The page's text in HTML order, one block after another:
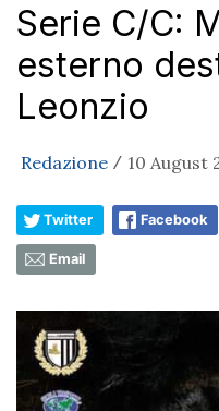
Serie C/C:
esterno
Leonzio
Redazione / 10 August
Twitter Facebook
Email